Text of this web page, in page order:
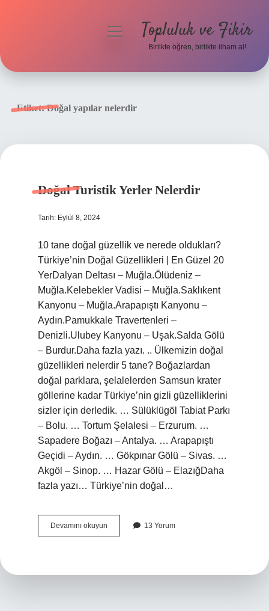
menüyüTopluluk ve Fikir
Birlikte öğren, birlikte ilham al!
Etiket:Doğal yapılar nelerdir
Doğal Turistik Yerler Nelerdir
Tarih: Eylül 8, 2024
10 tane doğal güzellik ve nerede oldukları?
Türkiye’nin Doğal Güzellikleri | En Güzel 20
YerDalyan Deltası – Muğla.Ölüdeniz –
Muğla.Kelebekler Vadisi – Muğla.Saklıkent
Kanyonu – Muğla.Arapapıştı Kanyonu –
Aydın.Pamukkale Travertenleri –
Denizli.Ulubey Kanyonu – Uşak.Salda Gölü
– Burdur.Daha fazla yazı. .. Ülkemizin doğal
güzellikleri nelerdir 5 tane? Boğazlardan
doğal parklara, şelalelerden Samsun krater
göllerine kadar Türkiye’nin gizli güzelliklerini
sizler için derledik. … Sülüklügöl Tabiat Parkı
– Bolu. … Tortum Şelalesi – Erzurum. …
Sapadere Boğazı – Antalya. … Arapapıştı
Geçidi – Aydın. … Gökpınar Gölü – Sivas. …
Akgöl – Sinop. … Hazar Gölü – ElazığDaha
fazla yazı… Türkiye’nin doğal…
Devamını okuyun
Turistik
13 Yorum